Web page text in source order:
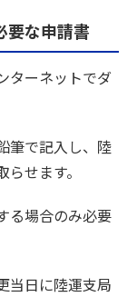
要な申請書
ターネットでダ
筆で記入し、陸
せます。
る場合のみ必要
当日に陸運支局